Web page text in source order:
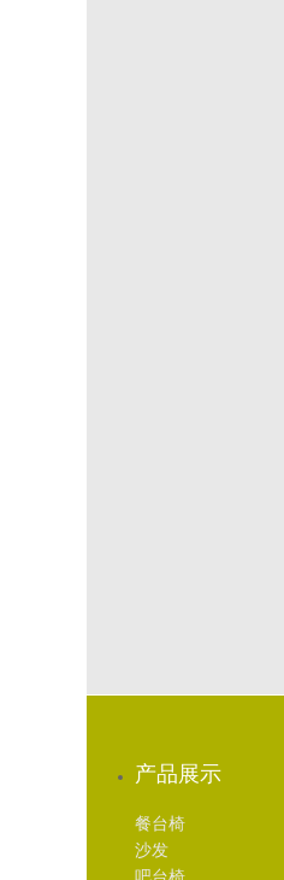
产品展示
餐台椅
沙发